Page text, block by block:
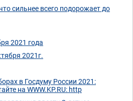
сильнее всего подорожает до
2021 года
2021г.
в Госдуму России 2021:
на WWW.KP.RU: http